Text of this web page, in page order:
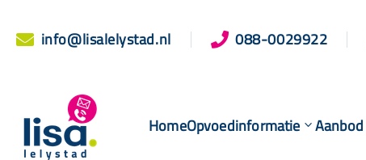
 info@lisalelystad.nl  088-0029922
HomeOpvoedinformatie Aanbod